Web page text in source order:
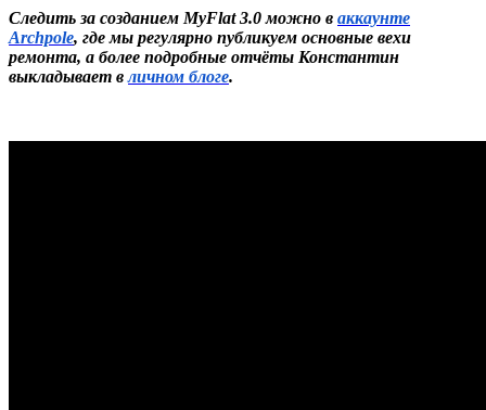
Следить за созданием MyFlat 3.0 можно в аккаунте
Archpole, где мы регулярно публикуем основные вехи
ремонта, а более подробные отчёты Константин
выкладывает вличном блоге.